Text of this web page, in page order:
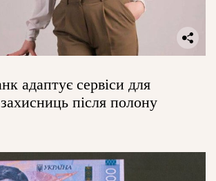
адаптує сервіси для
після полону